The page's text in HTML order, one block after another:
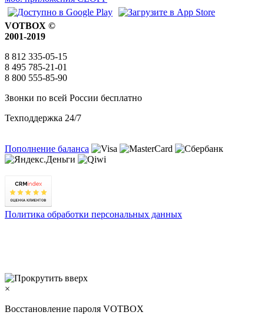
VOTBOX ©
2001-2019
8 812 335-05-15
8 495 785-21-01
8 800 555-85-90
Звонки по всей России бесплатно
Техподдержка 24/7
Пополнение баланса
Политика обработки персональных данных
×
Восстановление пароля VOTBOX